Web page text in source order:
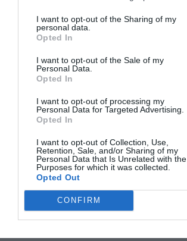
I want to opt-out of the Sharing of my
personal data.
Opted In
I want to opt-out of the Sale of my
Personal Data.
Opted In
I want to opt-out of processing my
Personal Data for Targeted Advertising.
Opted In
I want to opt-out of Collection, Use,
Retention, Sale, and/or Sharing of my
Personal Data that Is Unrelated with the
Purposes for which it was collected.
Opted Out
CONFIRM